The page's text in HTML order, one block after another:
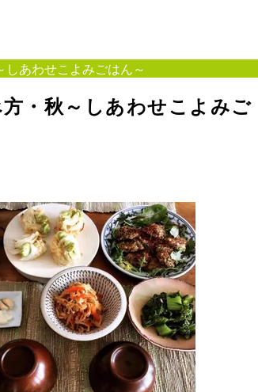
あわせこよみごはん～
・秋～しあわせこよみご